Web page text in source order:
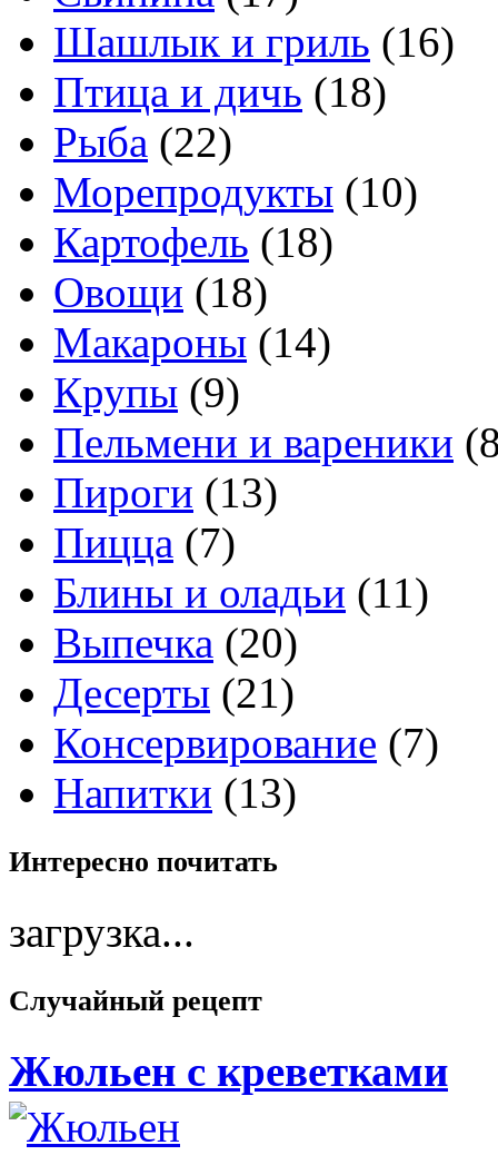
Шашлык и гриль (16)
Птица и дичь (18)
Рыба (22)
Морепродукты (10)
Картофель (18)
Овощи (18)
Макароны (14)
Крупы (9)
Пельмени и вареники
Пироги (13)
Пицца (7)
Блины и оладьи (11)
Выпечка (20)
Десерты (21)
Консервирование (7)
Напитки (13)
Интересно почитать
загрузка...
Случайный рецепт
Жюльен с креветками